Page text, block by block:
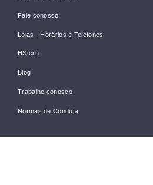
Fale conosco
Lojas - Horários e Telefones
HStern
Blog
Trabalhe conosco
Normas de Conduta